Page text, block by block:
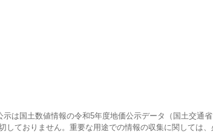
は国土数値情報の令和5年度地価公示データ（国土交通省
ておりません。重要な用途での情報の収集に関しては